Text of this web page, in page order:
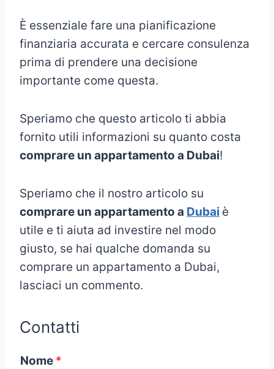
È essenziale fare una pianificazione
finanziaria accurata e cercare consulenza
prima di prendere una decisione
importante come questa.
Speriamo che questo articolo ti abbia
fornito utili informazioni su quanto costa
comprare un appartamento a Dubai!
Speriamo che il nostro articolo su
comprare un appartamento a Dubai è
utile e ti aiuta ad investire nel modo
giusto, se hai qualche domanda su
comprare un appartamento a Dubai,
lasciaci un commento.
Contatti
Nome *